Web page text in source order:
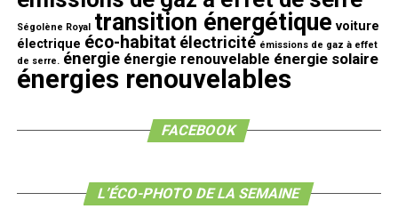
Ségolène Royal transition énergétique voiture
électrique éco-habitat électricité émissions de gaz à effet
de serre. énergie énergie renouvelable énergie solaire
énergies renouvelables
FACEBOOK
L’ÉCO-PHOTO DE LA SEMAINE